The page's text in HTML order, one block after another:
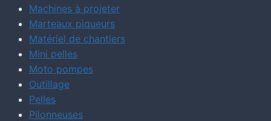
Machines à projeter
Marteaux piqueurs
Matériel de chantiers
Mini pelles
Moto pompes
Outillage
Pelles
Pilonneuses